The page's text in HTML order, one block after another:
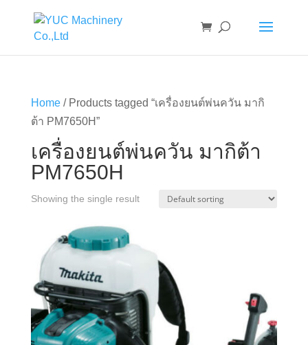
Home/ Products tagged “เครื่องยนต์พ่นควัน มากิ
ต้า PM7650H”
เครื่องยนต์พ่นควัน มากิต้า
PM7650H
Showing the single result